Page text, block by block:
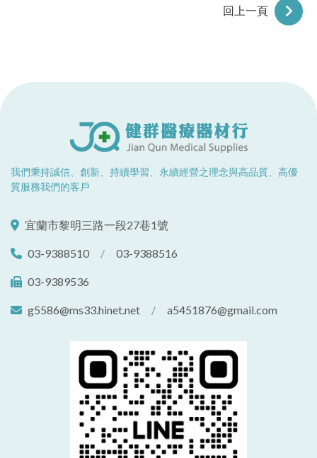
回上一頁
我們秉持誠信、創新、持續學習、永續經營之理念與高品質、高優
質服務我們的客戶
宜蘭市黎明三路一段27巷1號
03-9388510 / 03-9388516
03-9389536
g5586@ms33.hinet.net / a5451876@gmail.com